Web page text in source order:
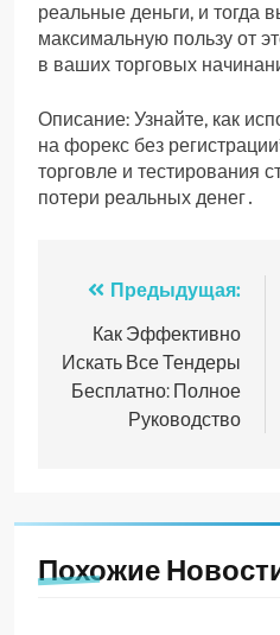
реальные деньги, и тогда
максимальную пользу от
в ваших торговых
Описание: Узнайте, как
на форекс без
торговле и тестирования
потери реальных денег․
Навигация
по
записям
Предыдущая:
Как Эффективно
Искать Все Тендеры
Бесплатно: Полное
Руководство
Похожие